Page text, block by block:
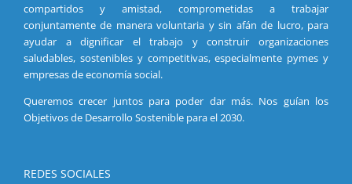
compartidos y amistad, comprometidas a trabajar
conjuntamente de manera voluntaria y sin afán de lucro, para
ayudar a dignificar el trabajo y construir organizaciones
saludables, sostenibles y competitivas, especialmente pymes y
empresas de economía social.
Queremos crecer juntos para poder dar más. Nos guían los
Objetivos de Desarrollo Sostenible para el 2030.
REDES SOCIALES